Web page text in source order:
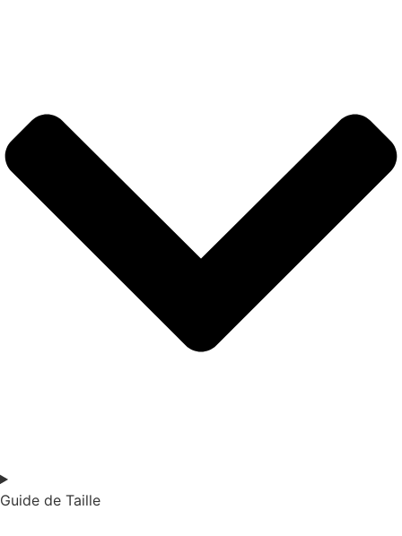
Guide de Taille